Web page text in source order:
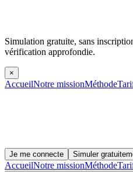
Simulation gratuite, sans
vérification approfondie.
×
AccueilNotre missionMéthode
Je me connecte Simuler
AccueilNotre missionMéthode